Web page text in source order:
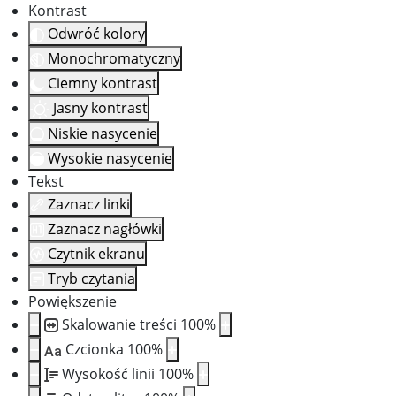
Kontrast
Odwróć kolory
Monochromatyczny
Ciemny kontrast
Jasny kontrast
Niskie nasycenie
Wysokie nasycenie
Tekst
Zaznacz linki
Zaznacz nagłówki
Czytnik ekranu
Tryb czytania
Powiększenie
Skalowanie treści 100%
Aa Czcionka 100%
Wysokość linii 100%